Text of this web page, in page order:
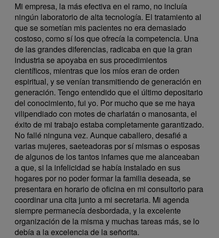
Mi empresa, la más efectiva en el ramo, no incluía
ningún laboratorio de alta tecnología. El tratamiento al
que se sometían mis pacientes no era demasiado
costoso, como sí los que ofrecía la competencia. Una
de las grandes diferencias, radicaba en que la gran
industria se apoyaba en sus procedimientos
científicos, mientras que los míos eran de orden
espiritual, y se venían transmitiendo de generación en
generación. Tengo entendido que el último depositario
del conocimiento, fui yo. Por mucho que se me haya
vilipendiado con motes de charlatán o manosanta, el
éxito de mi trabajo estaba completamente garantizado.
No fallé ninguna vez. Aunque caballero, desafié a
varias mujeres, saeteadoras por sí mismas o esposas
de algunos de los tantos infames que me alanceaban
a que, si la infelicidad se había instalado en sus
hogares por no poder formar la familia deseada, se
presentara en horario de oficina en mi consultorio para
coordinar una cita junto a mi secretaria. Mi agenda
siempre permanecía desbordada, y la excelente
organización de la misma y muchas tareas más, se lo
debía a la excelencia de la señorita.